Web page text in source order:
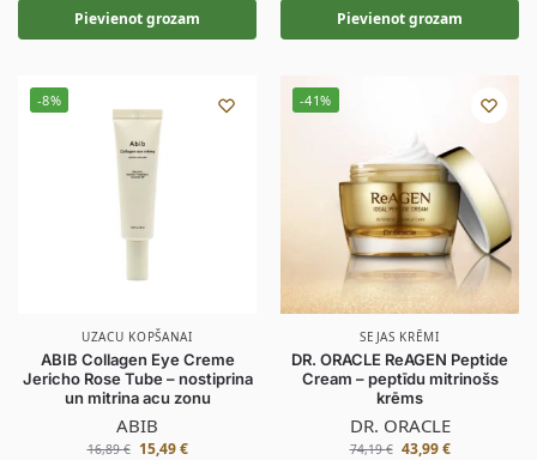
Pievienot grozam Pievienot grozam
-8%
UZACU KOPŠANAI
ABIB Collagen Eye Creme
Jericho Rose Tube – nostiprina
un mitrina acu zonu
ABIB
16,89€ 15,49€
-41%
SEJAS KRĒMI
DR. ORACLE ReAGEN Peptide
Cream – peptīdu mitrinošs
krēms
DR. ORACLE
74,19€ 43,99€